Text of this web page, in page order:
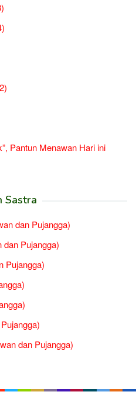
Pantun Menawan Hari ini
Sastra
dan Pujangga)
dan Pujangga)
Pujangga)
dan Pujangga)